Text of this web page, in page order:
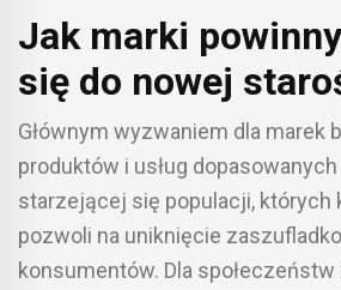
Jak marki
się do nowej
Głównym wyzwaniem dla marek
produktów i usług
starzejącej się populacji, których
pozwoli na uniknięcie
konsumentów. Dla